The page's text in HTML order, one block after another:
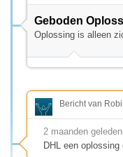
Geboden
Oplossing is alleen
Bericht van
2 maanden geleden
DHL een